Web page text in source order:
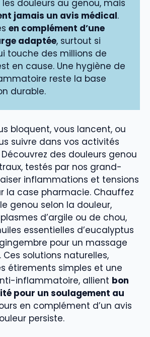
douleurs au genou, mais
jamais un avis médical.
en complément d’une
adaptée, surtout si
touche des millions de
en cause. Une hygiène de
reste la base
durable.
bloquent, vous lancent, ou
suivre dans vos activités
des douleurs genou
testés par nos grand-
inflammations et tensions
la case pharmacie. Chauffez
genou selon la douleur,
d’argile ou de chou,
essentielles d’eucalyptus
pour un massage
solutions naturelles,
étirements simples et une
inflammatoire, allient bon
pour un soulagement au
en complément d’un avis
persiste.